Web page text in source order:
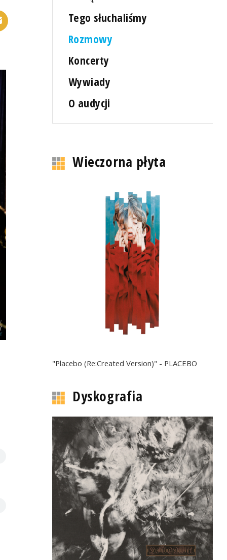
Tego słuchaliśmy
Rozmowy
Koncerty
Wywiady
O audycji
Wieczorna płyta
"Placebo (Re:Created Version)" - PLACEBO
Dyskografia